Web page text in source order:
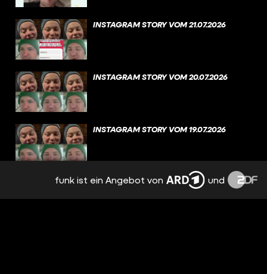
INSTAGRAM STORY VOM 21.07.2026
INSTAGRAM STORY VOM 20.07.2026
INSTAGRAM STORY VOM 19.07.2026
INSTAGRAM STORY VOM 18.07.2026
funk ist ein Angebot von und